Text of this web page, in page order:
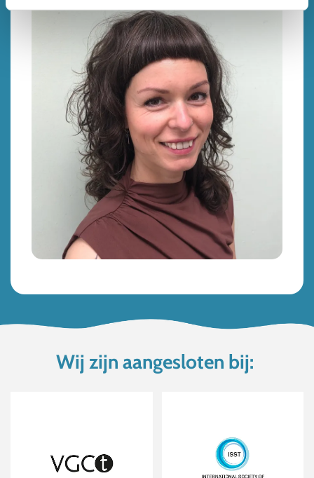
Wij zijn aangesloten bij: